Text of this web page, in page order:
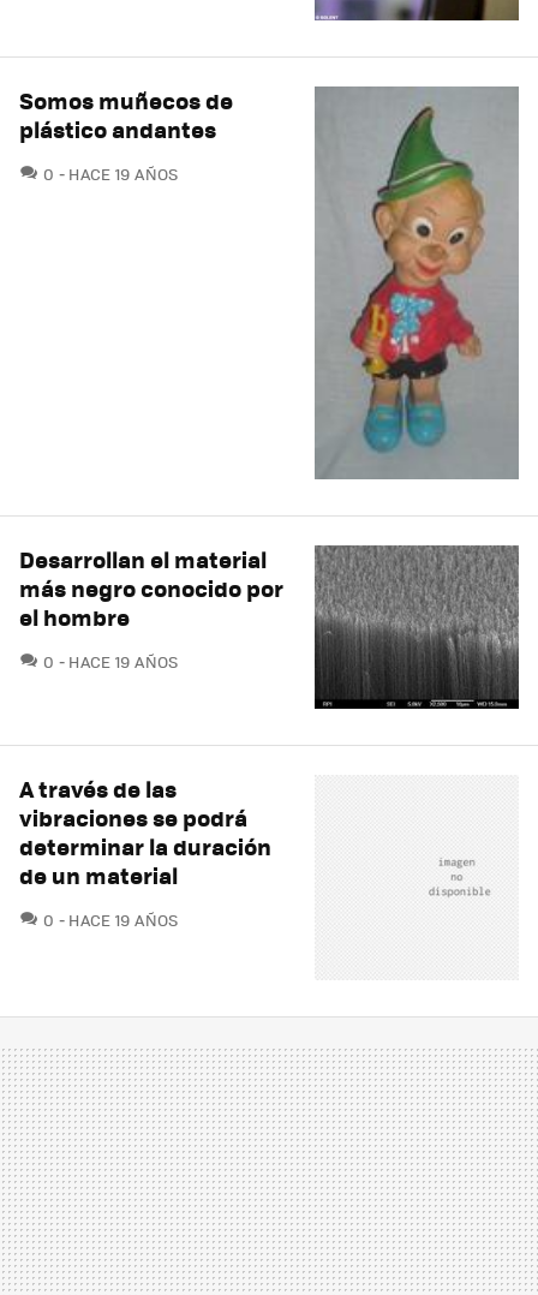
Somos muñecos de
plástico andantes
0 COMENTARIOS
HACE 19 AÑOS
Desarrollan el material
más negro conocido por
el hombre
0 COMENTARIOS
HACE 19 AÑOS
A través de las
vibraciones se podrá
determinar la duración
de un material
0 COMENTARIOS
HACE 19 AÑOS